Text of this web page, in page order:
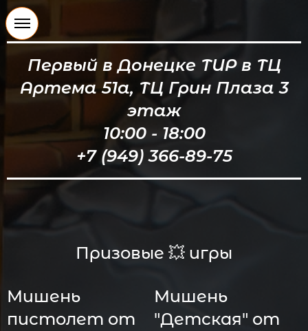
Первый в Донецке ТИР в ТЦ
Артема 51а, ТЦ Грин Плаза 3
этаж
10:00 - 18:00
+7 (949) 366-89-75
Призовые 💥 игры
Мишень
пистолет от
Мишень
"Детская" от